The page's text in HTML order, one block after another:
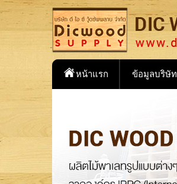
หน้าแรก ข้อมูลบริษัท